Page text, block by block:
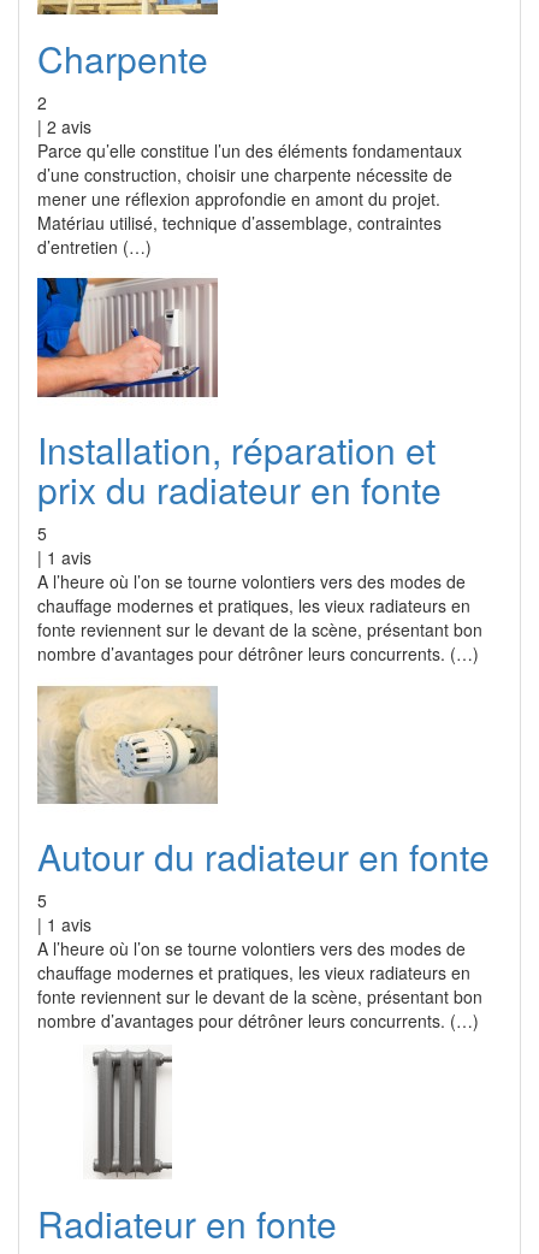
Charpente
2
| 2 avis
Parce qu’elle constitue l’un des éléments fondamentaux
d’une construction, choisir une charpente nécessite de
mener une réflexion approfondie en amont du projet.
Matériau utilisé, technique d’assemblage, contraintes
d’entretien (…)
Installation, réparation et
prix du radiateur en fonte
5
| 1 avis
A l’heure où l’on se tourne volontiers vers des modes de
chauffage modernes et pratiques, les vieux radiateurs en
fonte reviennent sur le devant de la scène, présentant bon
nombre d’avantages pour détrôner leurs concurrents. (…)
Autour du radiateur en fonte
5
| 1 avis
A l’heure où l’on se tourne volontiers vers des modes de
chauffage modernes et pratiques, les vieux radiateurs en
fonte reviennent sur le devant de la scène, présentant bon
nombre d’avantages pour détrôner leurs concurrents. (…)
Radiateur en fonte